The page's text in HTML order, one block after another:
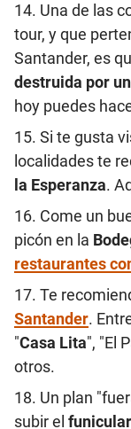
14. Una de las
tour, y que
Santander, es
destruida por
hoy puedes
15. Si te gusta
localidades te
la Esperanza.
16. Come un
picón en la
restaurantes
17. Te
Santander.
"Casa Lita", "El
otros.
18. Un plan
subir el